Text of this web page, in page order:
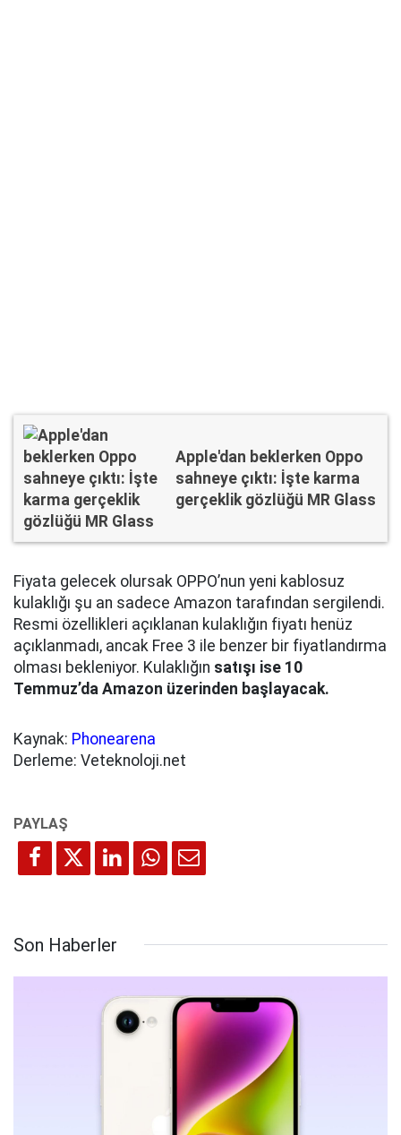
Apple'dan beklerken Oppo
sahneye çıktı: İşte karma
gerçeklik gözlüğü MR Glass
Fiyata gelecek olursak OPPO’nun yeni kablosuz
kulaklığı şu an sadece Amazon tarafından sergilendi.
Resmi özellikleri açıklanan kulaklığın fiyatı henüz
açıklanmadı, ancak Free 3 ile benzer bir fiyatlandırma
olması bekleniyor. Kulaklığın satışı ise 10
Temmuz’da Amazon üzerinden başlayacak.
Kaynak: Phonearena
Derleme: Veteknoloji.net
Son Haberler